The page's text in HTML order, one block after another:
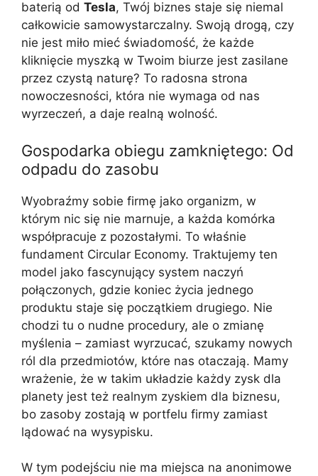
baterią od Tesla, Twój biznes staje się niemal
całkowicie samowystarczalny. Swoją drogą, czy
nie jest miło mieć świadomość, że każde
kliknięcie myszką w Twoim biurze jest zasilane
przez czystą naturę? To radosna strona
nowoczesności, która nie wymaga od nas
wyrzeczeń, a daje realną wolność.
Gospodarka obiegu zamkniętego: Od
odpadu do zasobu
Wyobraźmy sobie firmę jako organizm, w
którym nic się nie marnuje, a każda komórka
współpracuje z pozostałymi. To właśnie
fundament Circular Economy. Traktujemy ten
model jako fascynujący system naczyń
połączonych, gdzie koniec życia jednego
produktu staje się początkiem drugiego. Nie
chodzi tu o nudne procedury, ale o zmianę
myślenia – zamiast wyrzucać, szukamy nowych
ról dla przedmiotów, które nas otaczają. Mamy
wrażenie, że w takim układzie każdy zysk dla
planety jest też realnym zyskiem dla biznesu,
bo zasoby zostają w portfelu firmy zamiast
lądować na wysypisku.
W tym podejściu nie ma miejsca na anonimowe